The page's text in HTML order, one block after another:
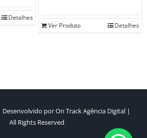
Detalhes
Ver Produto Detalhes
Desenvolvido porOn Track Agência Digital |
All Rights Reserved